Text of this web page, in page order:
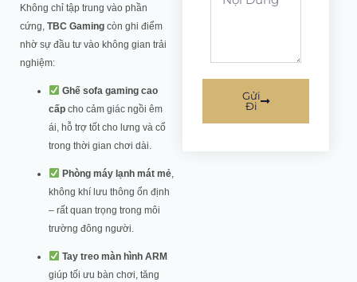
Không chỉ tập trung vào phần
cứng, TBC Gaming còn ghi điểm
nhờ sự đầu tư vào không gian trải
nghiệm:
Ghế sofa gaming cao
cấp cho cảm giác ngồi êm
ái, hỗ trợ tốt cho lưng và cổ
trong thời gian chơi dài.
Phòng máy lạnh mát mẻ,
không khí lưu thông ổn định
– rất quan trọng trong môi
trường đông người.
Tay treo màn hình ARM
giúp tối ưu bàn chơi, tăng
Gửi
Đi